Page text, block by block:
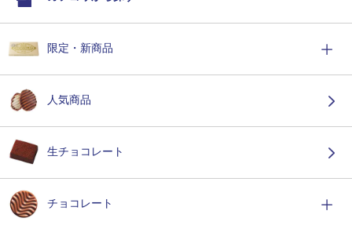
限定・新商品
人気商品
生チョコレート
チョコレート